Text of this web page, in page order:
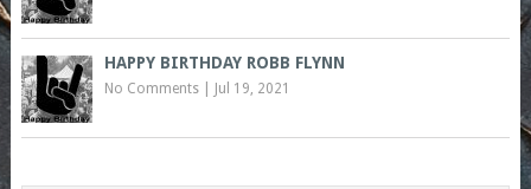
HAPPY BIRTHDAY ROBB FLYNN
No Comments| Jul 19, 2021